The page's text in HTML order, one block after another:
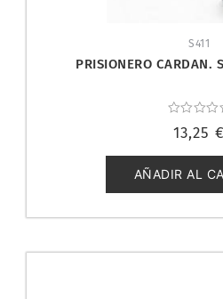
S411
PRISIONERO CARDAN.
con
de
5
13,25 €
AÑADIR AL